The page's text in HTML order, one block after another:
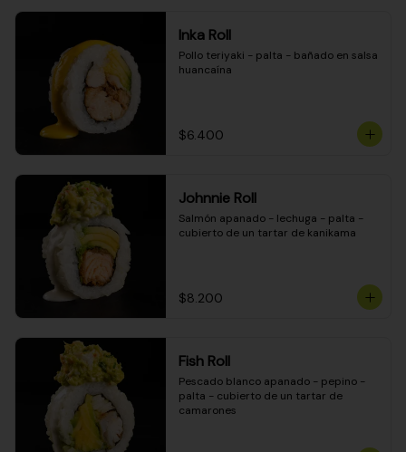
Inka Roll
Pollo teriyaki - palta - bañado en salsa
huancaína
$6.400
Johnnie Roll
Salmón apanado - lechuga - palta -
cubierto de un tartar de kanikama
$8.200
Fish Roll
Pescado blanco apanado - pepino -
palta - cubierto de un tartar de
camarones